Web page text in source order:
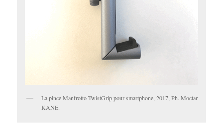
La pince Manfrotto TwistGrip pour smartphone, 2017, Ph. Moctar
KANE.